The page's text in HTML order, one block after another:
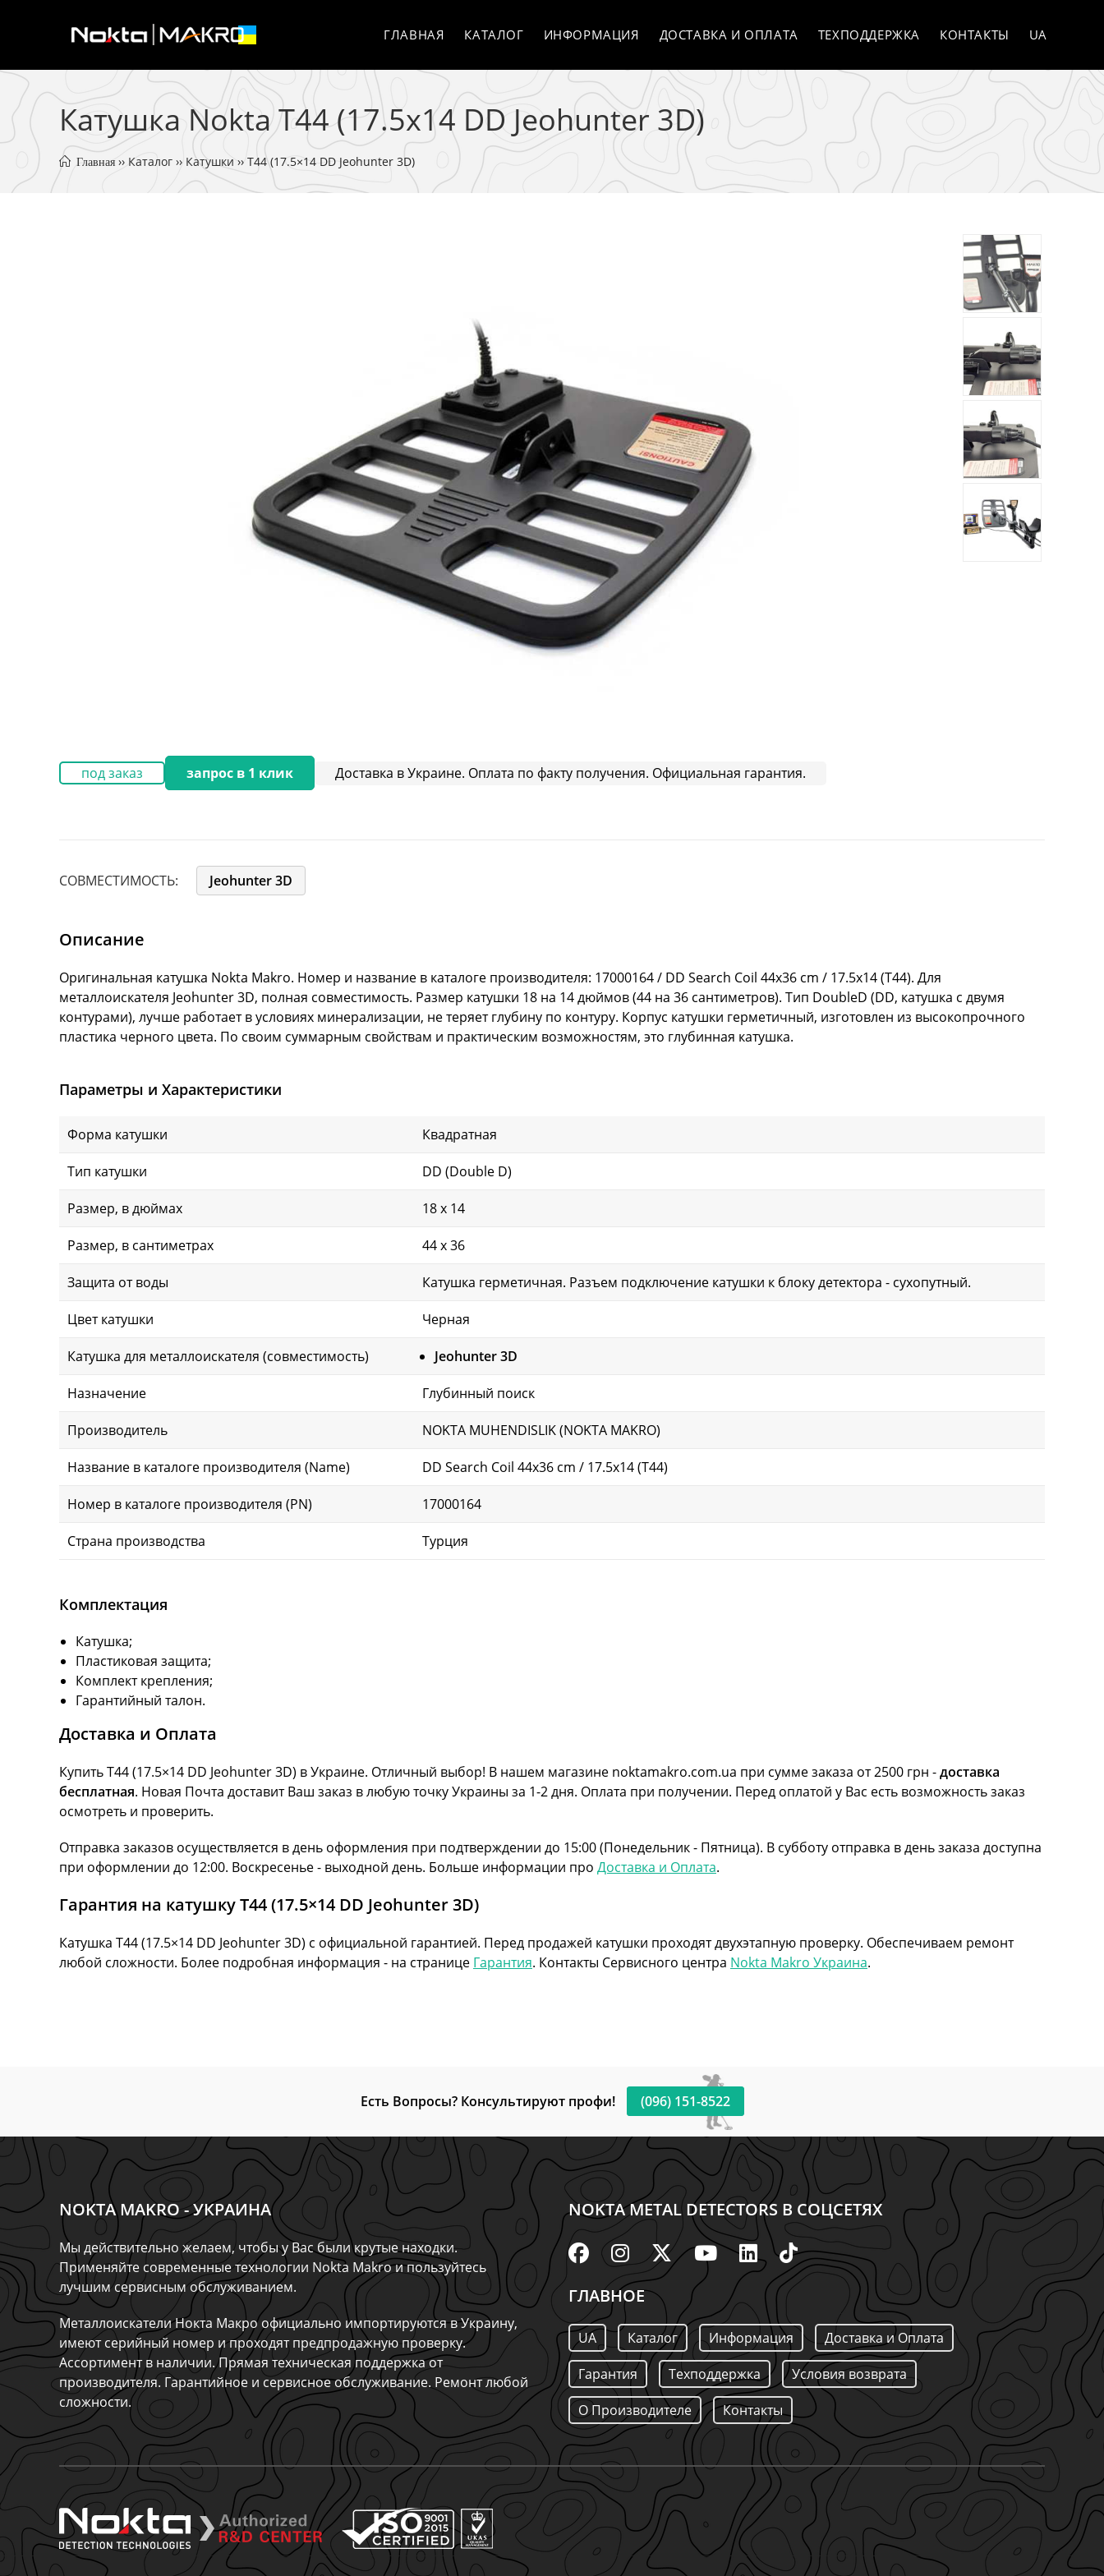
ГЛАВНАЯ КАТАЛОГ ИНФОРМАЦИЯ ДОСТАВКА И ОПЛАТА ТЕХПОДДЕРЖКА КОНТАКТЫ UA
Катушка Nokta T44 (17.5x14 DD Jeohunter 3D)
Главная ›› Каталог ›› Катушки ›› T44 (17.5×14 DD Jeohunter 3D)
под заказ запрос в 1 клик Доставка в Украине. Оплата по факту получения. Официальная гарантия.
СОВМЕСТИМОСТЬ: Jeohunter 3D
Описание
Оригинальная катушка Nokta Makro. Номер и название в каталоге производителя: 17000164 / DD Search Coil 44x36 cm / 17.5x14 (T44). Для
металлоискателя Jeohunter 3D, полная совместимость. Размер катушки 18 на 14 дюймов (44 на 36 сантиметров). Тип DoubleD (DD, катушка с двумя
контурами), лучше работает в условиях минерализации, не теряет глубину по контуру. Корпус катушки герметичный, изготовлен из высокопрочного
пластика черного цвета. По своим суммарным свойствам и практическим возможностям, это глубинная катушка.
Параметры и Характеристики
Форма катушки Квадратная
Тип катушки DD (Double D)
Размер, в дюймах 18 x 14
Размер, в сантиметрах 44 x 36
Защита от воды Катушка герметичная. Разъем подключение катушки к блоку детектора - сухопутный.
Цвет катушки Черная
Катушка для металлоискателя (совместимость) Jeohunter 3D
Назначение Глубинный поиск
Производитель NOKTA MUHENDISLIK (NOKTA MAKRO)
Название в каталоге производителя (Name) DD Search Coil 44x36 cm / 17.5x14 (T44)
Номер в каталоге производителя (PN) 17000164
Страна производства Турция
Комплектация
Катушка;
Пластиковая защита;
Комплект крепления;
Гарантийный талон.
Доставка и Оплата
Купить T44 (17.5×14 DD Jeohunter 3D) в Украине. Отличный выбор! В нашем магазине noktamakro.com.ua при сумме заказа от 2500 грн -доставка
бесплатная. Новая Почта доставит Ваш заказ в любую точку Украины за 1-2 дня. Оплата при получении. Перед оплатой у Вас есть возможность заказ
осмотреть и проверить.
Отправка заказов осуществляется в день оформления при подтверждении до 15:00 (Понедельник - Пятница). В субботу отправка в день заказа доступна
при оформлении до 12:00. Воскресенье - выходной день. Больше информации про Доставка и Оплата.
Гарантия на катушку T44 (17.5×14 DD Jeohunter 3D)
Катушка T44 (17.5×14 DD Jeohunter 3D) с официальной гарантией. Перед продажей катушки проходят двухэтапную проверку. Обеспечиваем ремонт
любой сложности. Более подробная информация - на странице Гарантия. Контакты Сервисного центра Nokta Makro Украина.
Есть Вопросы? Консультируют профи! (096) 151-8522
NOKTA MAKRO - УКРАИНА
Мы действительно желаем, чтобы у Вас были крутые находки.
Применяйте современные технологии Nokta Makro и пользуйтесь
лучшим сервисным обслуживанием.
Металлоискатели Нокта Макро официально импортируются в Украину,
имеют серийный номер и проходят предпродажную проверку.
Ассортимент в наличии. Прямая техническая поддержка от
производителя. Гарантийное и сервисное обслуживание. Ремонт любой
сложности.
NOKTA METAL DETECTORS В СОЦСЕТЯХ
ГЛАВНОЕ
UA Каталог Информация
Доставка и Оплата
Гарантия
Техподдержка
Условия возврата
О Производителе
Контакты